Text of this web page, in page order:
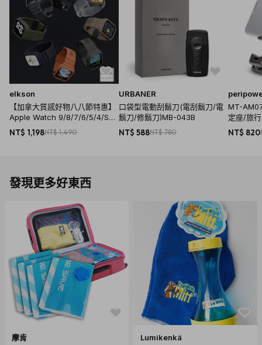
elkson
【加拿大質感好物八八節特惠】
Apple Watch 9/8/7/6/5/4/SE
一體成形軍規錶帶 - 44/45mm(
8色)
NT$ 1,198NT$ 1,490
URBANER
口袋型電動刮鬍刀(電刮鬍刀/電
鬍刀/修鬍刀)MB-043B
NT$ 588NT$ 780
MT-
定座/旅
NT$ 820
發現更多好東西
摩肯
Lumikenkä